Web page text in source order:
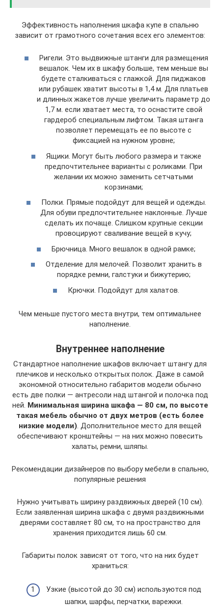
Эффективность наполнения шкафа купе в спальню
зависит от грамотного сочетания всех его элементов:
Ригели. Это выдвижные штанги для размещения
вешалок. Чем их в шкафу больше, тем меньше вы
будете сталкиваться с глажкой. Для пиджаков
или рубашек хватит высоты в 1,4 м. Для платьев
и длинных жакетов лучше увеличить параметр до
1,7 м. если хватает места, то оснастите свой
гардероб специальным лифтом. Такая штанга
позволяет перемещать ее по высоте с
фиксацией на нужном уровне;
Ящики. Могут быть любого размера и также
предпочтительнее варианты с роликами. При
желании их можно заменить сетчатыми
корзинами;
Полки. Прямые подойдут для вещей и одежды.
Для обуви предпочтительнее наклонные. Лучше
сделать их почаще. Слишком крупные секции
провоцируют сваливание вещей в кучу;
Брючница. Много вешалок в одной рамке;
Отделение для мелочей. Позволит хранить в
порядке ремни, галстуки и бижутерию;
Крючки. Подойдут для халатов.
Чем меньше пустого места внутри, тем оптимальнее
наполнение.
Внутреннее наполнение
Стандартное наполнение шкафов включает штангу для
плечиков и несколько открытых полок. Даже в самой
экономной относительно габаритов модели обычно
есть две полки — антресоли над штангой и полочка под
ней. Минимальная ширина шкафа — 80 см, по высоте
такая мебель обычно от двух метров (есть более
низкие модели) . Дополнительное место для вещей
обеспечивают кронштейны — на них можно повесить
халаты, ремни, шляпы.
Рекомендации дизайнеров по выбору мебели в спальню,
популярные решения
Нужно учитывать ширину раздвижных дверей (10 см).
Если заявленная ширина шкафа с двумя раздвижными
дверями составляет 80 см, то на пространство для
хранения приходится лишь 60 см.
Габариты полок зависят от того, что на них будет
храниться:
Узкие (высотой до 30 см) используются под
шапки, шарфы, перчатки, варежки.